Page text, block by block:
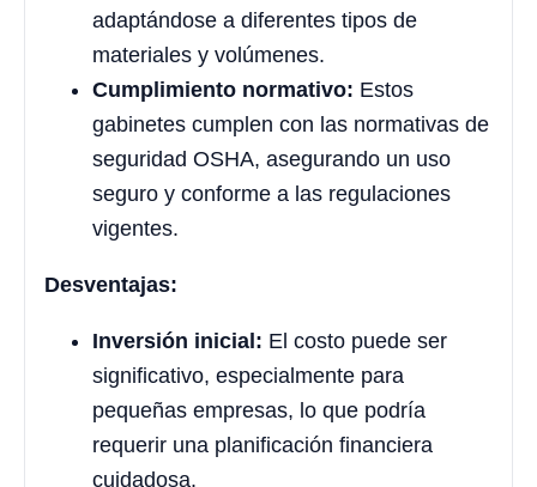
adaptándose a diferentes tipos de
materiales y volúmenes.
Cumplimiento normativo: Estos
gabinetes cumplen con las normativas de
seguridad OSHA, asegurando un uso
seguro y conforme a las regulaciones
vigentes.
Desventajas:
Inversión inicial: El costo puede ser
significativo, especialmente para
pequeñas empresas, lo que podría
requerir una planificación financiera
cuidadosa.